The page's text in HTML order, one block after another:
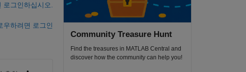
그인하십시오.
우하려면 로그인
Community Treasure Hunt
Find the treasures in MATLAB Central and
discover how the community can help you!